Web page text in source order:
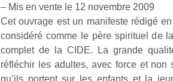
– Mis en vente le 12 novembre 2009
Cet ouvrage est un manifeste rédigé
considéré comme le père spirituel de
complet de la CIDE. La grande
réfléchir les adultes, avec force et non
qu’ils portent sur les enfants et la